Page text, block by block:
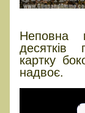
Неповна
десятків
картку
надвоє.